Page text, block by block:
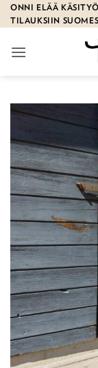
Skip
to
ONNI ELÄÄ
TILAUKSIIN